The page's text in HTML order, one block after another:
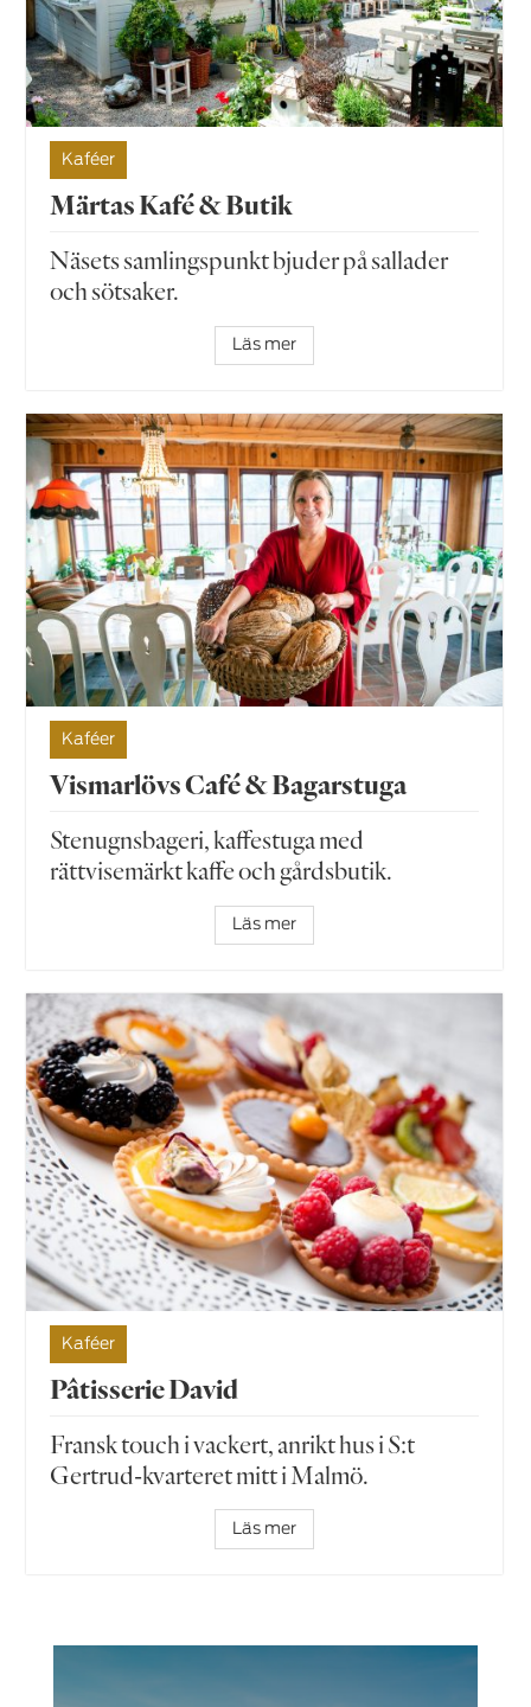
Kaféer
Märtas Kafé & Butik
Näsets samlingspunkt bjuder på sallader
och sötsaker.
Läs mer
Kaféer
Vismarlövs Café & Bagarstuga
Stenugnsbageri, kaffestuga med
rättvisemärkt kaffe och gårdsbutik.
Läs mer
Kaféer
Pâtisserie David
Fransk touch i vackert, anrikt hus i S:t
Gertrud-kvarteret mitt i Malmö.
Läs mer